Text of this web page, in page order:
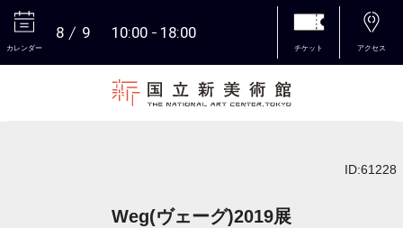
カレンダー
8 9 10:00 18:00
チケット アクセス
ID:61228
Weg(ヴェーグ)2019展